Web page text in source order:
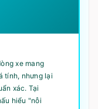
xe mang
tính, nhưng lại
xác. Tại
hiểu "nỗi